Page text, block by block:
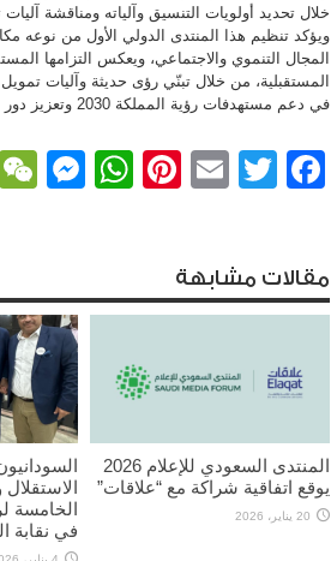
خلال تحديد أولويات التنسيق وآلياته ومناقشة
ويؤكد تنظيم هذا المنتدى الدولي الأول من نوعه
المجال التنموي والاجتماعي، ويعكس التزامها
المستقبلية، من خلال تبنّي رؤى حديثة وآليات
في دعم مستهدفات رؤية المملكة 2030 وتعزيز دور القطاع غير الربحي في بناء مستقبل أكثر استدامة وازدهارًا.
Facebook
Twitter
Email
Pinterest
مقالات مشابهة
المنتدى السعودي للإعلام 2026
يوقع اتفاقية شراكة مع “علاقات”
20 يناير، 2026
الخامسة
في نقابة